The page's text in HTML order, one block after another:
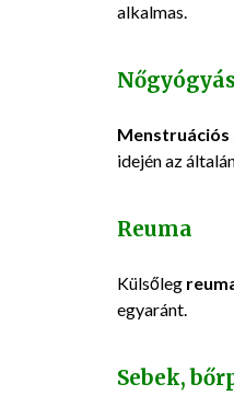
alkalmas.
Menstruációs
idején az
Reuma
Külsőleg
egyaránt.
Sebek,